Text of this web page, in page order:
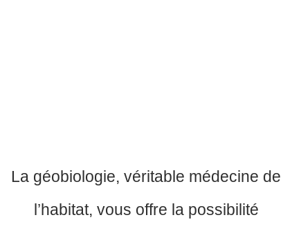
La géobiologie, véritable médecine de
l’habitat, vous offre la possibilité